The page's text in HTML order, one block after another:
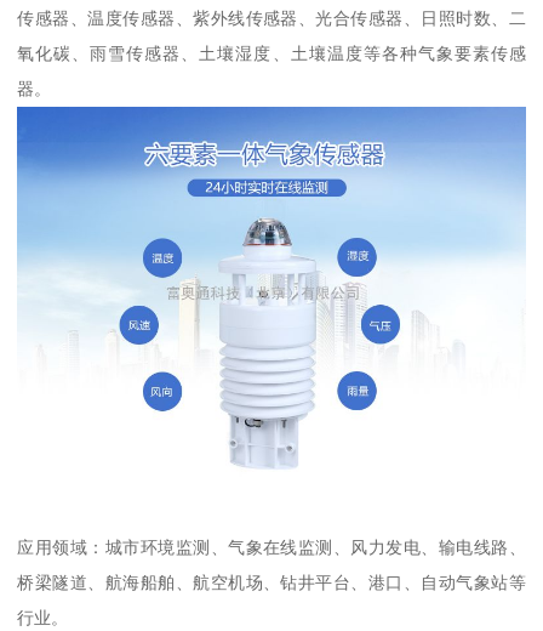
传感器、温度传感器、紫外线传感器、光合传感器、日照时数、二
氧化碳、雨雪传感器、土壤湿度、土壤温度等各种气象要素传感
器。
应用领域：城市环境监测、气象在线监测、风力发电、输电线路、
桥梁隧道、航海船舶、航空机场、钻井平台、港口、自动气象站等
行业。